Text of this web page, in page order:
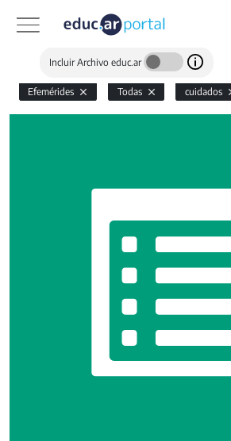
Incluir Archivo educ.ar
Efemérides Todas cuidados